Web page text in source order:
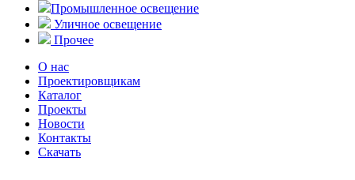
Промышленное освещение
Уличное освещение
Прочее
О нас
Проектировщикам
Каталог
Проекты
Новости
Контакты
Скачать